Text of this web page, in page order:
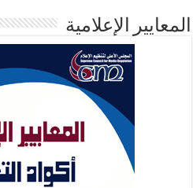
المعايير الإعلامية